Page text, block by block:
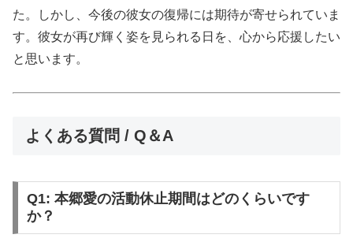
た。しかし、今後の彼女の復帰には期待が寄せられていま
す。彼女が再び輝く姿を見られる日を、心から応援したい
と思います。
よくある質問 / Q＆A
Q1: 本郷愛の活動休止期間はどのくらいです
か？